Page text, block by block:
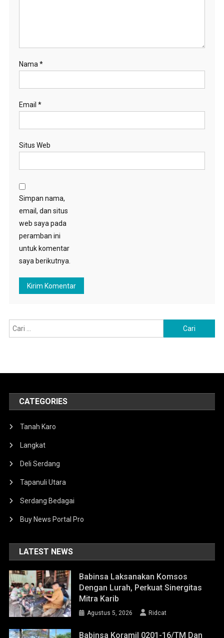
Nama*
Email *
Situs Web
Simpan nama,
email, dan situs
web saya pada
peramban ini
untuk komentar
saya berikutnya.
untuk:
CATEGORIES
Tanah Karo
Langkat
Deli Serdang
Tapanuli Utara
Serdang Bedagai
Buy News Portal Pro
LATEST NEWS
Babinsa Laksanakan Komsos
Dengan Lurah, Perkuat Sinergitas
Mitra Karib
Agustus 5, 2026 Ridcat
Babinsa Koramil 0201-16/TM Dan